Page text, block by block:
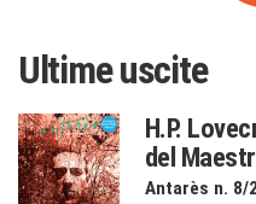
Ultime uscite
H.P.
del
Antarès n. 8/